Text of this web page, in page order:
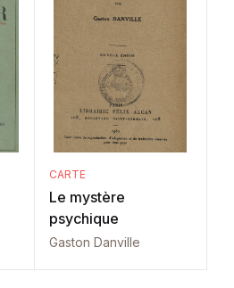
CARTE
Le mystère
psychique
Gaston Danville